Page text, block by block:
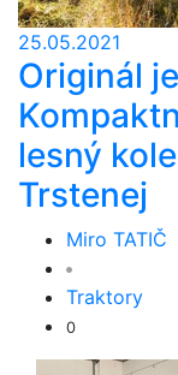
25.05.2021
Originál
lesný
Trstenej
Miro TATIČ
Traktory
0